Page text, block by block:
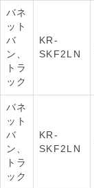
バネ
ット
バ
ン、
トラ
ック
KR-
SKF2LN
バネ
ット
バ
ン、
トラ
ック
KR-
SKF2LN